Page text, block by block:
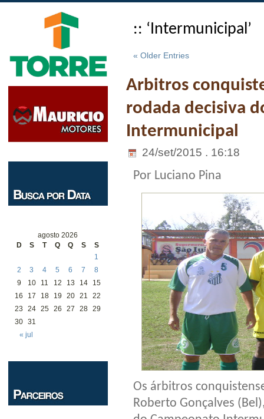
agosto 2026
D
S T Q Q S S
« jul
1
2
3 4 5 6 7
8
9
10 11 12 13 14
15
16
17 18 19 20 21
22
23
24 25 26 27 28 29
30 31
:: ‘Intermunicipal’
« Older Entries
Arbitros
rodada decisiva
Intermunicipal
24/set/2015 . 16:18
Por Luciano Pina
Os árbitros
Roberto Gonçalves